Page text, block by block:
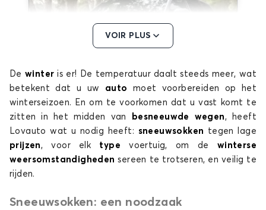
VOIR PLUS
De winteris er! De temperatuur daalt steeds meer, wat
betekent dat u uw auto moet voorbereiden op het
winterseizoen. En om te voorkomen dat u vast komt te
zitten in het midden van
besneeuwde wegen, heeft
Lovauto wat u nodig heeft: sneeuwsokken tegen lage
prijzen, voor elk typevoertuig, om de winterse
weersomstandighedensereen te trotseren, en veilig te
rijden.
Sneeuwsokken: een noodzaak